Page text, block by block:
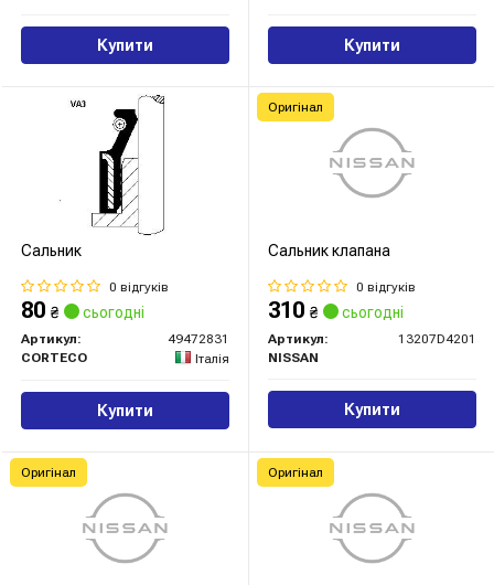
Купити Купити
Сальник
0 відгуків
80 ₴ сьогодні
Артикул:
49472831
CORTECO
Італія
Купити
Сальник клапана
0 відгуків
310 ₴ сьогодні
Артикул:
13207D4201
NISSAN
Купити
Оригінал
Оригінал Оригінал